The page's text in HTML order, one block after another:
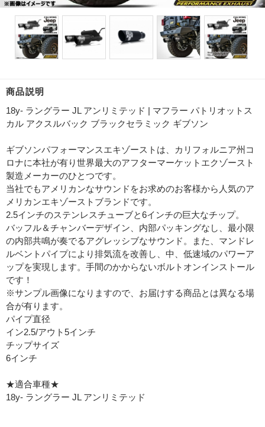
商品説明
18y- ラングラー JL アンリミテッド | マフラー パトリオットス
カル アクスルバック ブラックセラミック ギブソン
ギブソンパフォーマンスエキゾーストは、カリフォルニア州コ
ロナに本社が有り世界最大のアフターマーケットエクゾースト
製造メーカーのひとつです。
当社でもアメリカンなサウンドをお求めのお客様から人気のア
メリカンエキゾーストブランドです。
2.5インチのステンレスチューブと6インチの巨大なチップ。
バッフル＆チャンバーデザイン、内部パッキングなし、最小限
の内部共鳴が奏でるアグレッシブなサウンド。また、マンドレ
ルベントパイプにより排気流を改善し、中、低速域のパワーア
ップを実現します。手間のかからないボルトオンインストール
です！
※サンプル画像になりますので、お届けする商品とは異なる場
合が有ります。
パイプ直径
イン2.5/アウト5インチ
チップサイズ
6インチ
★適合車種★
18y- ラングラー JL アンリミテッド